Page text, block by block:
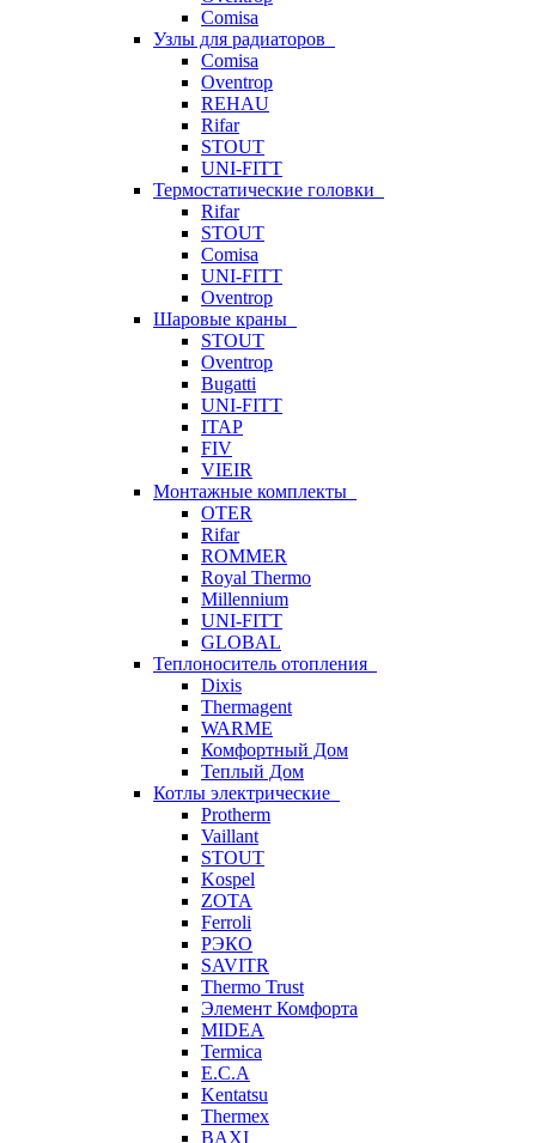
Comisa
Узлы для радиаторов
Comisa
Oventrop
REHAU
Rifar
STOUT
UNI-FITT
Термостатические головки
Rifar
STOUT
Comisa
UNI-FITT
Oventrop
Шаровые краны
STOUT
Oventrop
Bugatti
UNI-FITT
ITAP
FIV
VIEIR
Монтажные комплекты
OTER
Rifar
ROMMER
Royal Thermo
Millennium
UNI-FITT
GLOBAL
Теплоноситель отопления
Dixis
Thermagent
WARME
Комфортный Дом
Теплый Дом
Котлы электрические
Protherm
Vaillant
STOUT
Kospel
ZOTA
Ferroli
РЭКО
SAVITR
Thermo Trust
Элемент Комфорта
MIDEA
Termica
E.C.A
Kentatsu
Thermex
BAXI